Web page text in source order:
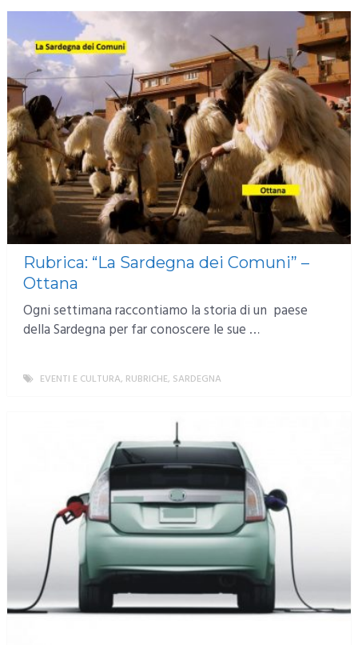
Rubrica: “La Sardegna dei Comuni” –
Ottana
Ogni settimana raccontiamo la storia di un paese
della Sardegna per far conoscere le sue …
EVENTI E CULTURA, RUBRICHE, SARDEGNA